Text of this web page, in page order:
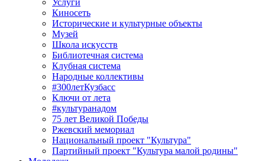
Услуги
Киносеть
Исторические и культурные объекты
Музей
Школа искусств
Библиотечная система
Клубная система
Народные коллективы
#300летКузбасс
Ключи от лета
#культуранадом
75 лет Великой Победы
Ржевский мемориал
Национальный проект "Культура"
Партийный проект "Культура малой родины"